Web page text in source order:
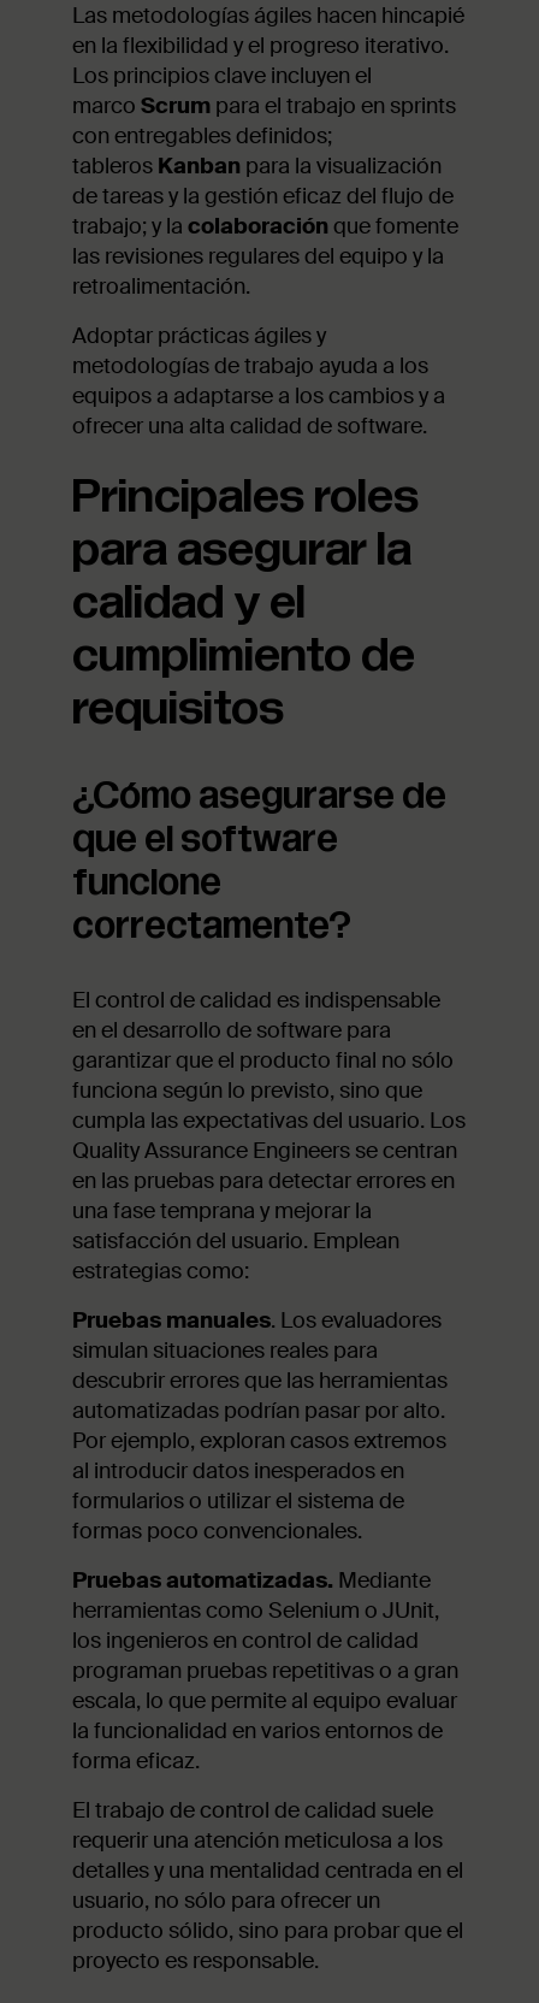
Las metodologías ágiles hacen hincapié
en la flexibilidad y el progreso iterativo.
Los principios clave incluyen el
marco Scrum para el trabajo en sprints
con entregables definidos;
tableros Kanban para la visualización
de tareas y la gestión eficaz del flujo de
trabajo; y la colaboración que fomente
las revisiones regulares del equipo y la
retroalimentación.
Adoptar prácticas ágiles y
metodologías de trabajo ayuda a los
equipos a adaptarse a los cambios y a
ofrecer una alta calidad de software.
Principales roles
para asegurar la
calidad y el
cumplimiento de
requisitos
¿Cómo asegurarse de
que el software
funcione
correctamente?
El control de calidad es indispensable
en el desarrollo de software para
garantizar que el producto final no sólo
funciona según lo previsto, sino que
cumpla las expectativas del usuario. Los
Quality Assurance Engineers se centran
en las pruebas para detectar errores en
una fase temprana y mejorar la
satisfacción del usuario. Emplean
estrategias como:
Pruebas manuales. Los evaluadores
simulan situaciones reales para
descubrir errores que las herramientas
automatizadas podrían pasar por alto.
Por ejemplo, exploran casos extremos
al introducir datos inesperados en
formularios o utilizar el sistema de
formas poco convencionales.
Pruebas automatizadas. Mediante
herramientas como Selenium o JUnit,
los ingenieros en control de calidad
programan pruebas repetitivas o a gran
escala, lo que permite al equipo evaluar
la funcionalidad en varios entornos de
forma eficaz.
El trabajo de control de calidad suele
requerir una atención meticulosa a los
detalles y una mentalidad centrada en el
usuario, no sólo para ofrecer un
producto sólido, sino para probar que el
proyecto es responsable.